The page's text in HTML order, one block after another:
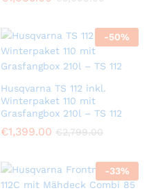
-50%
Husqvarna TS 112 inkl.
Winterpaket 110 mit
Grasfangbox 210l – TS 112
€1,399.00 €2,799.00
-33%